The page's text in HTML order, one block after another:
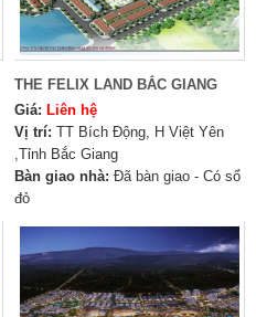
THE FELIX LAND BẮC GIANG
Giá: Liên hệ
Vị trí: TT Bích Động, H Việt Yên
,Tỉnh Bắc Giang
Bàn giao nhà: Đã bàn giao - Có sổ
đỏ